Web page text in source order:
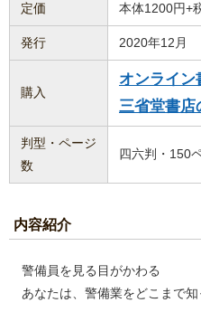
定価 本体1200円+
発行 2020年12月
購入
オンライ
三省堂書店
判型・ページ
数
四六判・150
内容紹介
警備員を見る目がかわる
あなたは、警備業をどこまで